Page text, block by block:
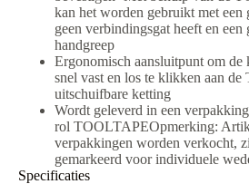
kan het worden gebruikt met een
geen verbindingsgat heeft en een
handgreep
Ergonomisch aansluitpunt om de
snel vast en los te klikken aan
uitschuifbare ketting
Wordt geleverd in een
rol TOOLTAPEOpmerking:
verpakkingen worden verkocht,
gemarkeerd voor individuele
Specificaties